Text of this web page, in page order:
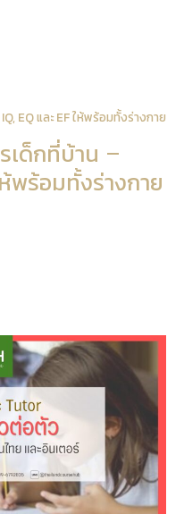
EQ และ EF ให้พร้อมทั้งร่างกาย
เด็กที่บ้าน –
ห้พร้อมทั้งร่างกาย